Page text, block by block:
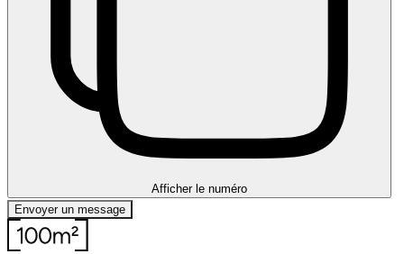
Afficher le numéro
Envoyer un message